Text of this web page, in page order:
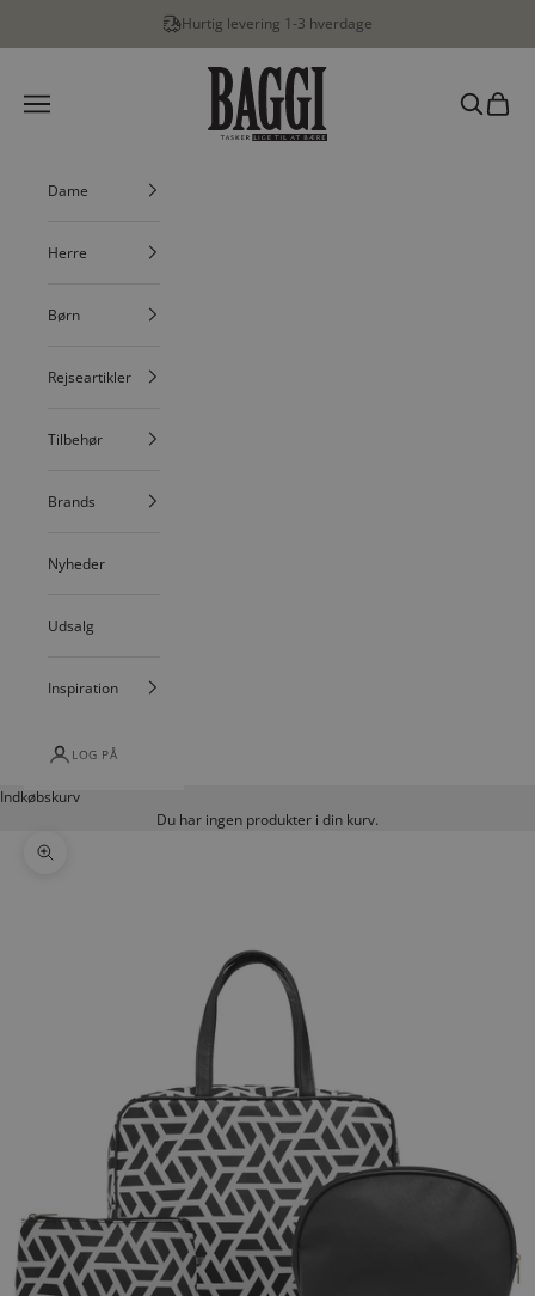
Hurtig levering 1-3 hverdage
BAGGI
Menu
Søg
Dame
Herre
Børn
Rejseartikler
Tilbehør
Brands
Nyheder
Udsalg
Inspiration
LOG PÅ
Indkøbskurv
Du har ingen produkter i din kurv.
Zoom